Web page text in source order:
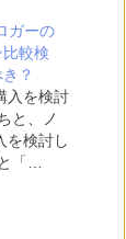
ガーの
比較検
？
入を検討
と、ノ
を検討し
「…